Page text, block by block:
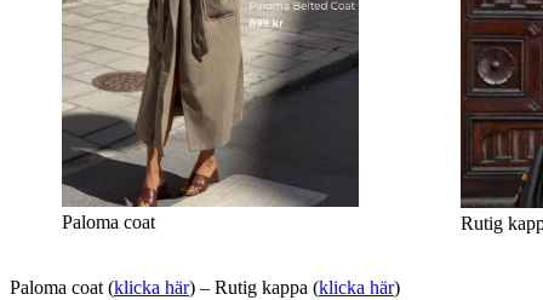
Paloma coat Rutig
Paloma coat (klicka här) – Rutig kappa (klicka här)